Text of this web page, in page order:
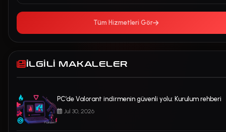
Tüm Hizmetleri Gör
İLGILI MAKALELER
PC’de Valorant indirmenin güvenli yolu: Kurulum rehberi
Jul 30, 2026